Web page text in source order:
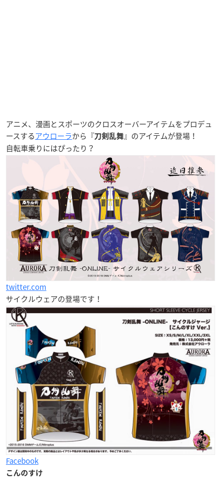
アニメ、漫画とスポーツのクロスオーバーアイテムをプロデュ
ースするアウローラから『刀剣乱舞』のアイテムが登場！
自転車乗りにはぴったり？
twitter.com
サイクルウェアの登場です！
Facebook
こんのすけ